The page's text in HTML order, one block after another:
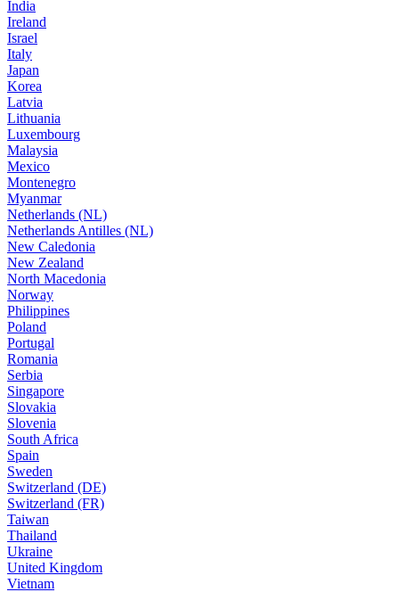
India
Ireland
Israel
Italy
Japan
Korea
Latvia
Lithuania
Luxembourg
Malaysia
Mexico
Montenegro
Myanmar
Netherlands (NL)
Netherlands Antilles (NL)
New Caledonia
New Zealand
North Macedonia
Norway
Philippines
Poland
Portugal
Romania
Serbia
Singapore
Slovakia
Slovenia
South Africa
Spain
Sweden
Switzerland (DE)
Switzerland (FR)
Taiwan
Thailand
Ukraine
United Kingdom
Vietnam